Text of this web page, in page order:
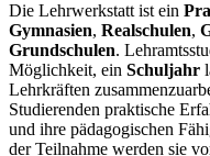
Die Lehrwerkstatt ist ein
Gymnasien, Realschulen,
Grundschulen.
Möglichkeit, ein Schuljahr
Lehrkräften
Studierenden praktische
und ihre pädagogischen
der Teilnahme werden sie